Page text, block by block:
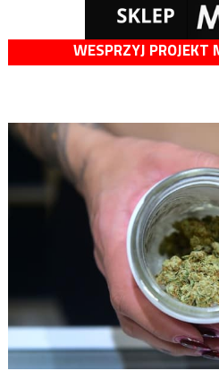
WESPRZYJ PROJEKT